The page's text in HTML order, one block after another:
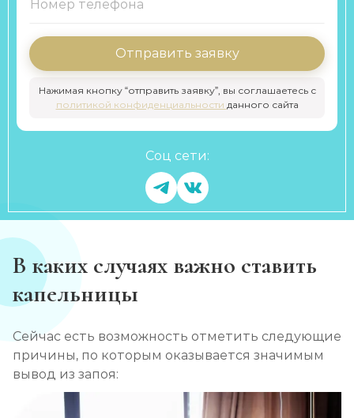
Отправить заявку
Нажимая кнопку “отправить заявку”, вы соглашаетесь с
политикой конфиденциальности данного сайта
Соц сети:
В каких случаях важно ставить
капельницы
Сейчас есть возможность отметить следующие
причины, по которым оказывается значимым
вывод из запоя: